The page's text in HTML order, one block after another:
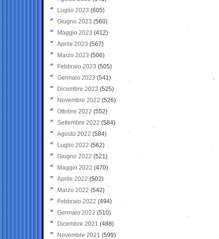
Luglio 2023 (605)
Giugno 2023 (560)
Maggio 2023 (412)
Aprile 2023 (567)
Marzo 2023 (506)
Febbraio 2023 (505)
Gennaio 2023 (541)
Dicembre 2022 (525)
Novembre 2022 (526)
Ottobre 2022 (552)
Settembre 2022 (584)
Agosto 2022 (584)
Luglio 2022 (562)
Giugno 2022 (521)
Maggio 2022 (470)
Aprile 2022 (502)
Marzo 2022 (542)
Febbraio 2022 (494)
Gennaio 2022 (510)
Dicembre 2021 (488)
Novembre 2021 (599)